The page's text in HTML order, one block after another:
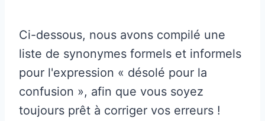
Ci-dessous, nous avons compilé une
liste de synonymes formels et informels
pour l'expression « désolé pour la
confusion », afin que vous soyez
toujours prêt à corriger vos erreurs !